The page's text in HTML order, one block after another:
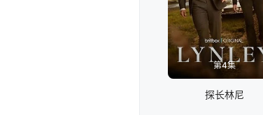
第4集
探长林尼